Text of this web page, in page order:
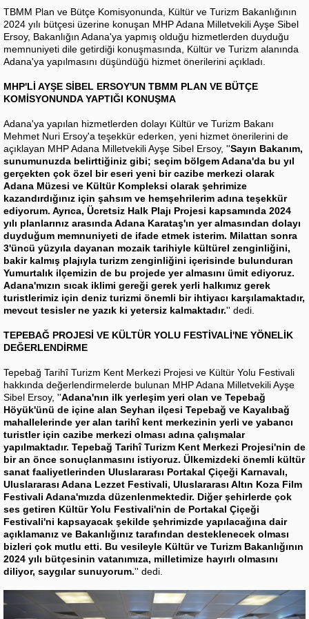
TBMM Plan ve Bütçe Komisyonunda, Kültür ve Turizm Bakanlığının
2024 yılı bütçesi üzerine konuşan MHP Adana Milletvekili Ayşe Sibel
Ersoy, Bakanlığın Adana'ya yapmış olduğu hizmetlerden duyduğu
memnuniyeti dile getirdiği konuşmasında, Kültür ve Turizm alanında
Adana'ya yapılmasını düşündüğü hizmet önerilerini açıkladı.
MHP'Lİ AYŞE SİBEL ERSOY'UN TBMM PLAN VE BÜTÇE
KOMİSYONUNDA YAPTIĞI KONUŞMA
Adana'ya yapılan hizmetlerden dolayı Kültür ve Turizm Bakanı
Mehmet Nuri Ersoy'a teşekkür ederken, yeni hizmet önerilerini de
açıklayan MHP Adana Milletvekili Ayşe Sibel Ersoy, ''Sayın Bakanım,
sunumunuzda belirttiğiniz gibi; seçim bölgem Adana'da bu yıl
gerçekten çok özel bir eseri yeni bir cazibe merkezi olarak
Adana Müzesi ve Kültür Kompleksi olarak şehrimize
kazandırdığınız için şahsım ve hemşehrilerim adına teşekkür
ediyorum. Ayrıca, Ücretsiz Halk Plajı Projesi kapsamında 2024
yılı planlarınız arasında Adana Karataş'ın yer almasından dolayı
duyduğum memnuniyeti de ifade etmek isterim. Milattan sonra
3'üncü yüzyıla dayanan mozaik tarihiyle kültürel zenginliğini,
bakir kalmış plajıyla turizm zenginliğini içerisinde bulunduran
Yumurtalık ilçemizin de bu projede yer almasını ümit ediyoruz.
Adana'mızın sıcak iklimi gereği gerek yerli halkımız gerek
turistlerimiz için deniz turizmi önemli bir ihtiyacı karşılamaktadır,
mevcut tesisler ne yazık ki yetersiz kalmaktadır.'' dedi.
TEPEBAĞ PROJESİ VE KÜLTÜR YOLU FESTİVALİ'NE YÖNELİK
DEĞERLENDİRME
Tepebağ Tarihî Turizm Kent Merkezi Projesi ve Kültür Yolu Festivali
hakkında değerlendirmelerde bulunan MHP Adana Milletvekili Ayşe
Sibel Ersoy, ''Adana'nın ilk yerleşim yeri olan ve Tepebağ
Höyük'ünü de içine alan Seyhan ilçesi Tepebağ ve Kayalıbağ
mahallelerinde yer alan tarihî kent merkezinin yerli ve yabancı
turistler için cazibe merkezi olması adına çalışmalar
yapılmaktadır. Tepebağ Tarihî Turizm Kent Merkezi Projesi'nin de
bir an önce sonuçlanmasını istiyoruz. Ülkemizdeki önemli kültür
sanat faaliyetlerinden Uluslararası Portakal Çiçeği Karnavalı,
Uluslararası Adana Lezzet Festivali, Uluslararası Altın Koza Film
Festivali Adana'mızda düzenlenmektedir. Diğer şehirlerde çok
ses getiren Kültür Yolu Festivali'nin de Portakal Çiçeği
Festivali'ni kapsayacak şekilde şehrimizde yapılacağına dair
açıklamanız ve Bakanlığınız tarafından desteklenecek olması
bizleri çok mutlu etti. Bu vesileyle Kültür ve Turizm Bakanlığının
2024 yılı bütçesinin vatanımıza, milletimize hayırlı olmasını
diliyor, saygılar sunuyorum.'' dedi.